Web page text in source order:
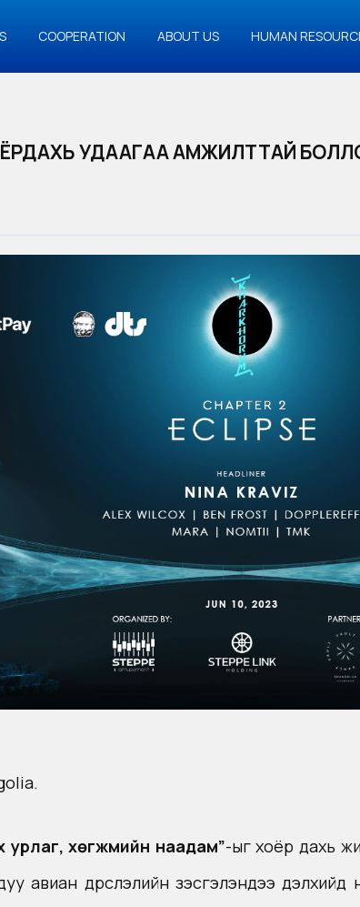
COOPERATION ABOUT US HUMAN
УДААГАА АМЖИЛТТАЙ
.
урлаг, хөгжмийн наадам”-ыг хоёр дахь
авиан дүрслэлийн үзэсгэлэндээ